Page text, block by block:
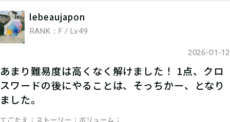
lebeaujapon
RANK：F / Lv.49
2026-01-12
あまり難易度は高くなく解けました！ 1点、クロ
スワードの後にやることは、そっちかー、となり
ました。
てごたえ ストーリー ボリューム